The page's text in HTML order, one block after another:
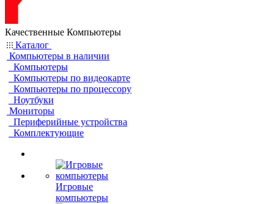
Качественные Компьютеры
Каталог
Компьютеры в наличии
Компьютеры
Компьютеры по видеокарте
Компьютеры по процессору
Ноутбуки
Мониторы
Периферийные устройства
Комплектующие
Игровые
компьютеры